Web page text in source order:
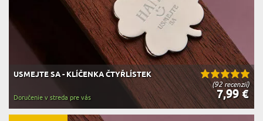
(92 recenzií)
USMEJTE SA - KLÍČENKA ČTYŘLÍSTEK
7,99 €
Doručenie v streda pre vás